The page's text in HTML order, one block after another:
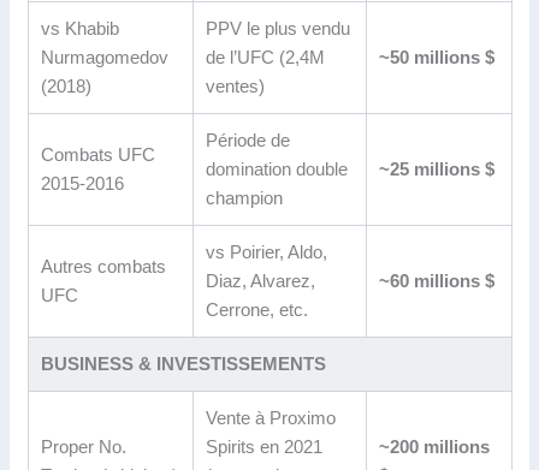
vs Khabib
Nurmagomedov
(2018)
PPV le plus vendu
de l’UFC (2,4M
ventes)
~50 millions $
Combats UFC
2015-2016
Période de
domination double
champion
~25 millions $
Autres combats
UFC
vs Poirier, Aldo,
Diaz, Alvarez,
Cerrone, etc.
~60 millions $
BUSINESS & INVESTISSEMENTS
Proper No.
Vente à Proximo
Spirits en 2021
~200 millions